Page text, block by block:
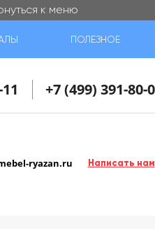
к меню
ПОЛЕЗНОЕ
+7 (499) 391-80-
ryazan.ru Написать нам